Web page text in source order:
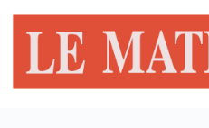
contenu